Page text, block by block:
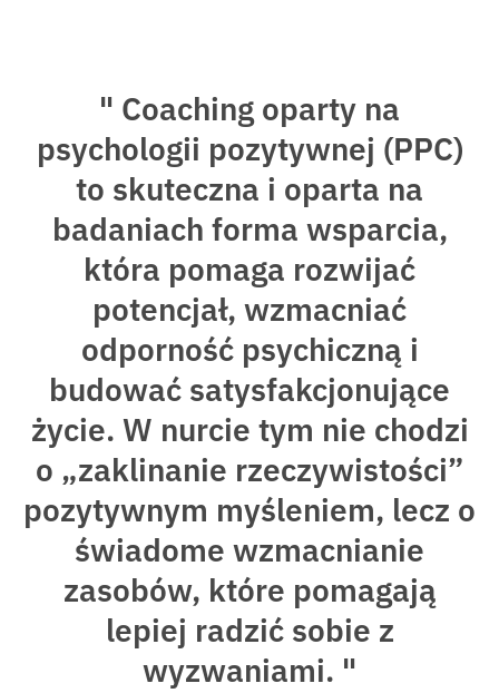
" Coaching oparty na
psychologii pozytywnej (PPC)
to skuteczna i oparta na
badaniach forma wsparcia,
która pomaga rozwijać
potencjał, wzmacniać
odporność psychiczną i
budować satysfakcjonujące
życie. W nurcie tym nie chodzi
o „zaklinanie rzeczywistości”
pozytywnym myśleniem, lecz o
świadome wzmacnianie
zasobów, które pomagają
lepiej radzić sobie z
wyzwaniami. "